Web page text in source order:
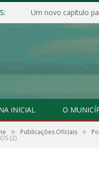
Um novo capítulo
INICIAL O
» Publicações Oficiais »
(2)